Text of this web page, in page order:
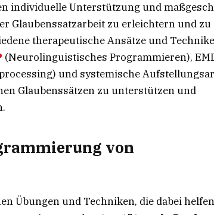
individuelle Unterstützung und
Glaubenssatzarbeit zu erleichtern und zu
therapeutische Ansätze und
(Neurolinguistisches Programmieren),
und systemische
Glaubenssätzen zu unterstützen und
von
Übungen und Techniken, die dabei helfen